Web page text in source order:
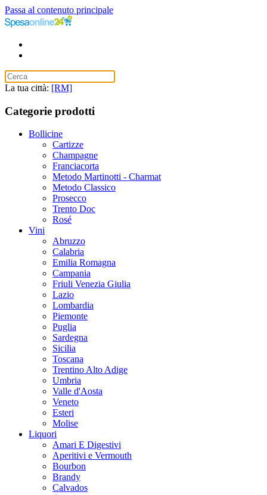
Passa al contenuto principale
La tua città: [RM]
Categorie prodotti
Bollicine
Cartizze
Champagne
Franciacorta
Metodo Martinotti - Charmat
Metodo Classico
Prosecco
Trento Doc
Rosé
Vini
Abruzzo
Calabria
Emilia Romagna
Campania
Friuli Venezia Giulia
Lazio
Lombardia
Piemonte
Puglia
Sardegna
Sicilia
Toscana
Trentino Alto Adige
Umbria
Valle d'Aosta
Veneto
Esteri
Molise
Liquori
Amari E Digestivi
Aperitivi e Vermouth
Bourbon
Brandy
Calvados